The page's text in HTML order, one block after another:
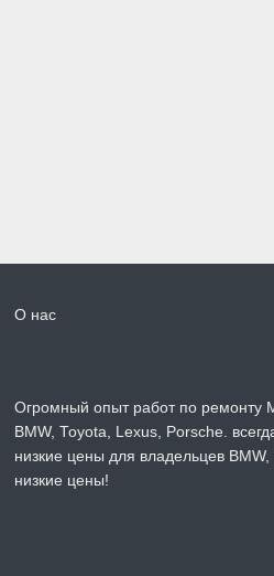
О нас
Огромный опыт работ по ремонту
BMW, Toyota, Lexus, Porsche.
низкие цены для владельцев
низкие цены!